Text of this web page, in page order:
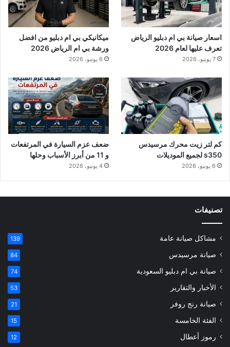
اسعار صيانة بي ام دبليو الرياض
تعرف عليها لعام 2026
7 يونيو، 2026
ميكانيكي بي ام دبليو من افضل
ورشة بي ام الرياض 2026
6 يونيو، 2026
كم لتر زيت محرك مرسيدس
s350 لجميع الموديلات
6 يونيو، 2026
ضعف عزم السيارة في المرتفعات
و 11 من أبرز الأسباب وحلها
4 يونيو، 2026
تصنيفات
مشاكل صيانة عامة 139
صيانة مرسيدس 84
صيانة بي ام دبليو السعودية 74
الأخبار والتقارير 53
صيانة رنج روفر 21
الفئة الخامسة 15
رموز أعطال 12